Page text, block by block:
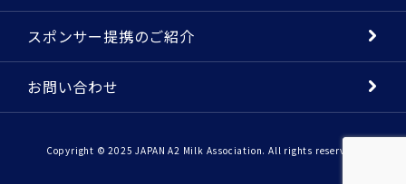
スポンサー提携のご紹介
お問い合わせ
Copyright © 2025 JAPAN A2 Milk Association. All rights reserved.